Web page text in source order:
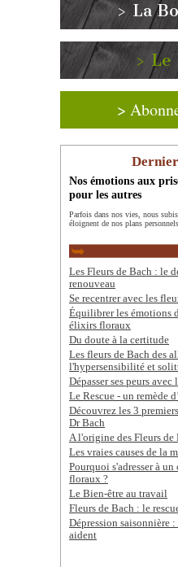
> La
> Le
>
Nos émotions aux
pour les autres
Parfois dans nos vies, nous
éloignent de nos plans
Les Fleurs de Bach : le
renouveau
Se recentrer avec les
Équilibrer les émotions
élixirs floraux
Du doute à la certitude
Les fleurs de Bach des
l'hypersensibilité et
Dépasser ses peurs avec
Le Rescue - un remède
Découvrez les 3
Dr Bach
A l'origine des Fleurs
Les vraies causes de la
Pourquoi s'adresser à
floraux ?
Le Bien-être au travail
Fleurs de Bach : le
Dépression saisonnière
aident